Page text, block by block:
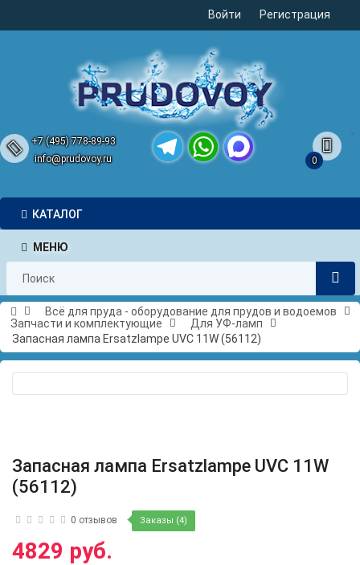
Войти Регистрация
+7 (495) 778-89-93
info@prudovoy.ru
0
КАТАЛОГ
МЕНЮ
Всё для пруда - оборудование для прудов и водоемов
Запчасти и комплектующие
Для УФ-ламп
Запасная лампа Ersatzlampe UVC 11W (56112)
Запасная лампа Ersatzlampe UVC 11W
(56112)
0 отзывов Заказы (4)
4829 руб.